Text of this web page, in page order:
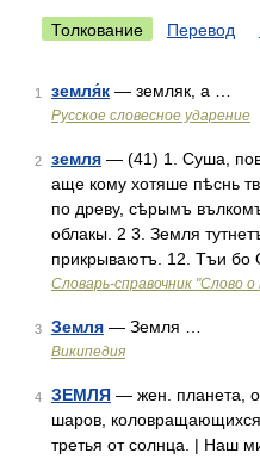
Толкование Перевод
1 земля́к — земляк, а …
Русское словесное ударение
2 земля — (41) 1. Суша,
аще кому хотяше пѣснь
по древу, сѣрымъ
облакы. 2 3. Земля
прикрываютъ. 12. Тъи бо
Словарь-справочник "Слово о
3 Земля — Земля …
Википедия
4 ЗЕМЛЯ — жен. планета,
шаров,
третья от солнца. | Наш